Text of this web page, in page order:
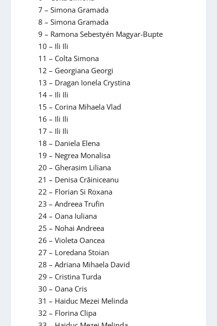
7 – Simona Gramada
8 – Simona Gramada
9 – Ramona Sebestyén Magyar-Bupte
10 – Ili Ili
11 – Colta Simona
12 – Georgiana Georgi
13 – Dragan Ionela Crystina
14 – Ili Ili
15 – Corina Mihaela Vlad
16 – Ili Ili
17 – Ili Ili
18 – Daniela Elena
19 – Negrea Monalisa
20 – Gherasim Liliana
21 – Denisa Crăiniceanu
22 – Florian Si Roxana
23 – Andreea Trufin
24 – Oana Iuliana
25 – Nohai Andreea
26 – Violeta Oancea
27 – Loredana Stoian
28 – Adriana Mihaela David
29 – Cristina Turda
30 – Oana Cris
31 – Haiduc Mezei Melinda
32 – Florina Clipa